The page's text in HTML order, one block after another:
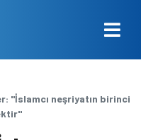
"İslamcı neşriyatın birinci